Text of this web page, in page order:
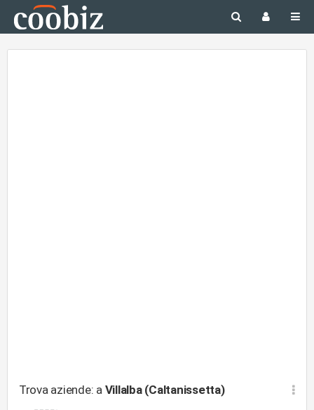
Trova aziende: a Villalba (Caltanissetta)